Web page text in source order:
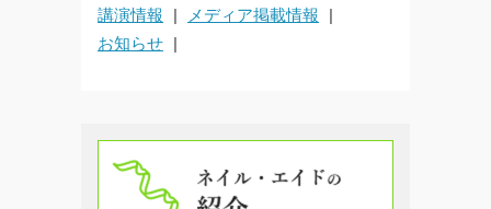
講演情報
メディア掲載情報
お知らせ